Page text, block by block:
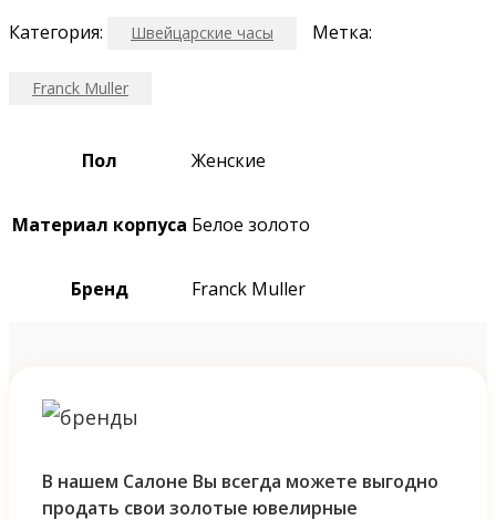
Категория:
Швейцарские часы Метка:
Franck Muller
Пол Женские
Материал корпуса Белое золото
Бренд Franck Muller
В нашем Салоне Вы всегда можете выгодно
продать свои золотые ювелирные